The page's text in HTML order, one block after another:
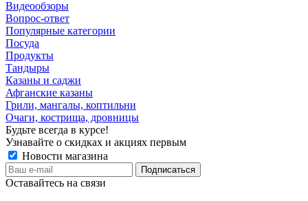
Видеообзоры
Вопрос-ответ
Популярные категории
Посуда
Продукты
Тандыры
Казаны и саджи
Афганские казаны
Грили, мангалы, коптильни
Очаги, кострища, дровницы
Будьте всегда в курсе!
Узнавайте о скидках и акциях первым
Новости магазина
Оставайтесь на связи